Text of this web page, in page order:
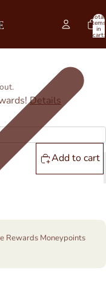
Total
items
in
cart:
Details
Add to cart
Rewards Moneypoints